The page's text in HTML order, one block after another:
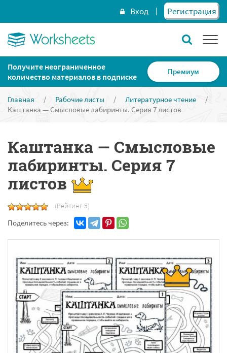
Вход Регистрация
Получите неограниченное
количество материалов в подписке
Премиум
Главная / Рабочие листы / Литературное чтение
/
Каштанка — Смысловые лабиринты. Серия 7 листов
Каштанка — Смысловые
лабиринты. Серия 7
листов
(Рейтинг 5)
Поделитесь через: